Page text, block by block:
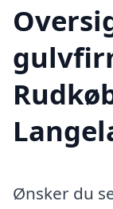
Ønsker du